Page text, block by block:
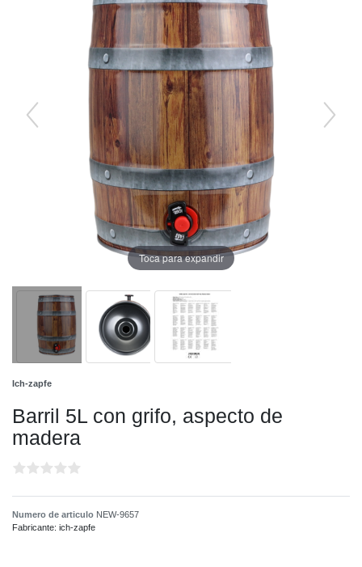
Toca para expandir
Ich-zapfe
Barril 5L con grifo, aspecto de
madera
Numero de articulo NEW-9657
Fabricante: ich-zapfe